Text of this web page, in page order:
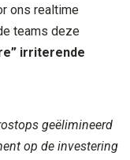
ons realtime
teams deze
irriterende
geëlimineerd
op de investering